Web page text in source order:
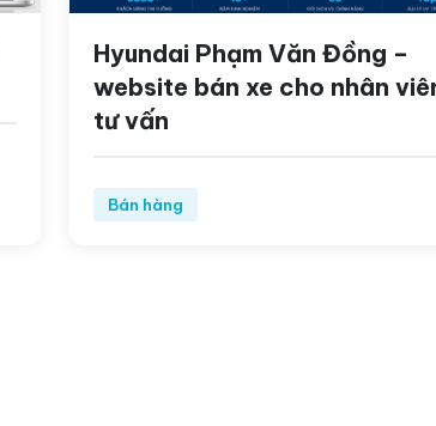
Hyundai Phạm Văn Đồng –
website bán xe cho nhân
tư vấn
Bán hàng